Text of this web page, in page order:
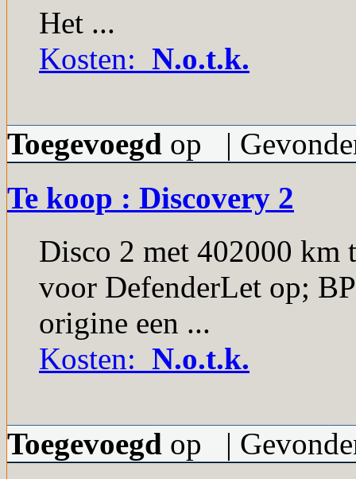
Het ...
Kosten: N.o.t.k.
Toegevoegd op |
Te koop : Discovery 2
Disco 2 met 402000
voor DefenderLet op;
origine een ...
Kosten: N.o.t.k.
Toegevoegd op |